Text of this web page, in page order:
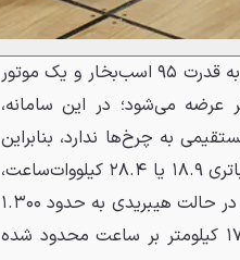
مزدا EZ-6 هیبرید EREV با ترکیب موتور ۱.۵ لیتری تنفس طبیعی به قدرت ۹۵ اسب‌بخار و یک موتور
(۲۱۴ اسب‌بخار) و گشتاور ۳۲۰ نیوتن‌متر عرضه می‌شود؛ در این سامانه،
به چرخ‌ها ندارد، بنابراین
خودرو همواره حس رانندگی برقی خواهد داشت. بسته به ظرفیت باتری ۱۸.۹ یا ۲۸.۴ کیلووات‌ساعت،
برد حرکتی در حالت تمام‌برقی به ترتیب ۱۳۰ یا ۲۰۰ کیلومتر است و در حالت هیبریدی به حدود ۱.۳۰۰
کیلومتر می‌رسد، در حالی که حداکثر سرعت تمامی نسخه‌ها به ۱۷۰ کیلومتر بر ساعت محدود شده